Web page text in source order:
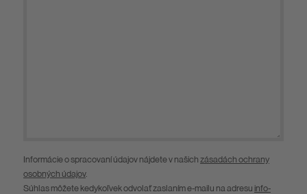
Informácie o spracovaní údajov nájdete v našich zásadách ochrany
osobných údajov.
Súhlas môžete kedykoľvek odvolať zaslaním e-mailu na adresu info-